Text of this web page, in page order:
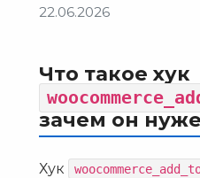
22.06.2026
Что такое хук
зачем он
Хук